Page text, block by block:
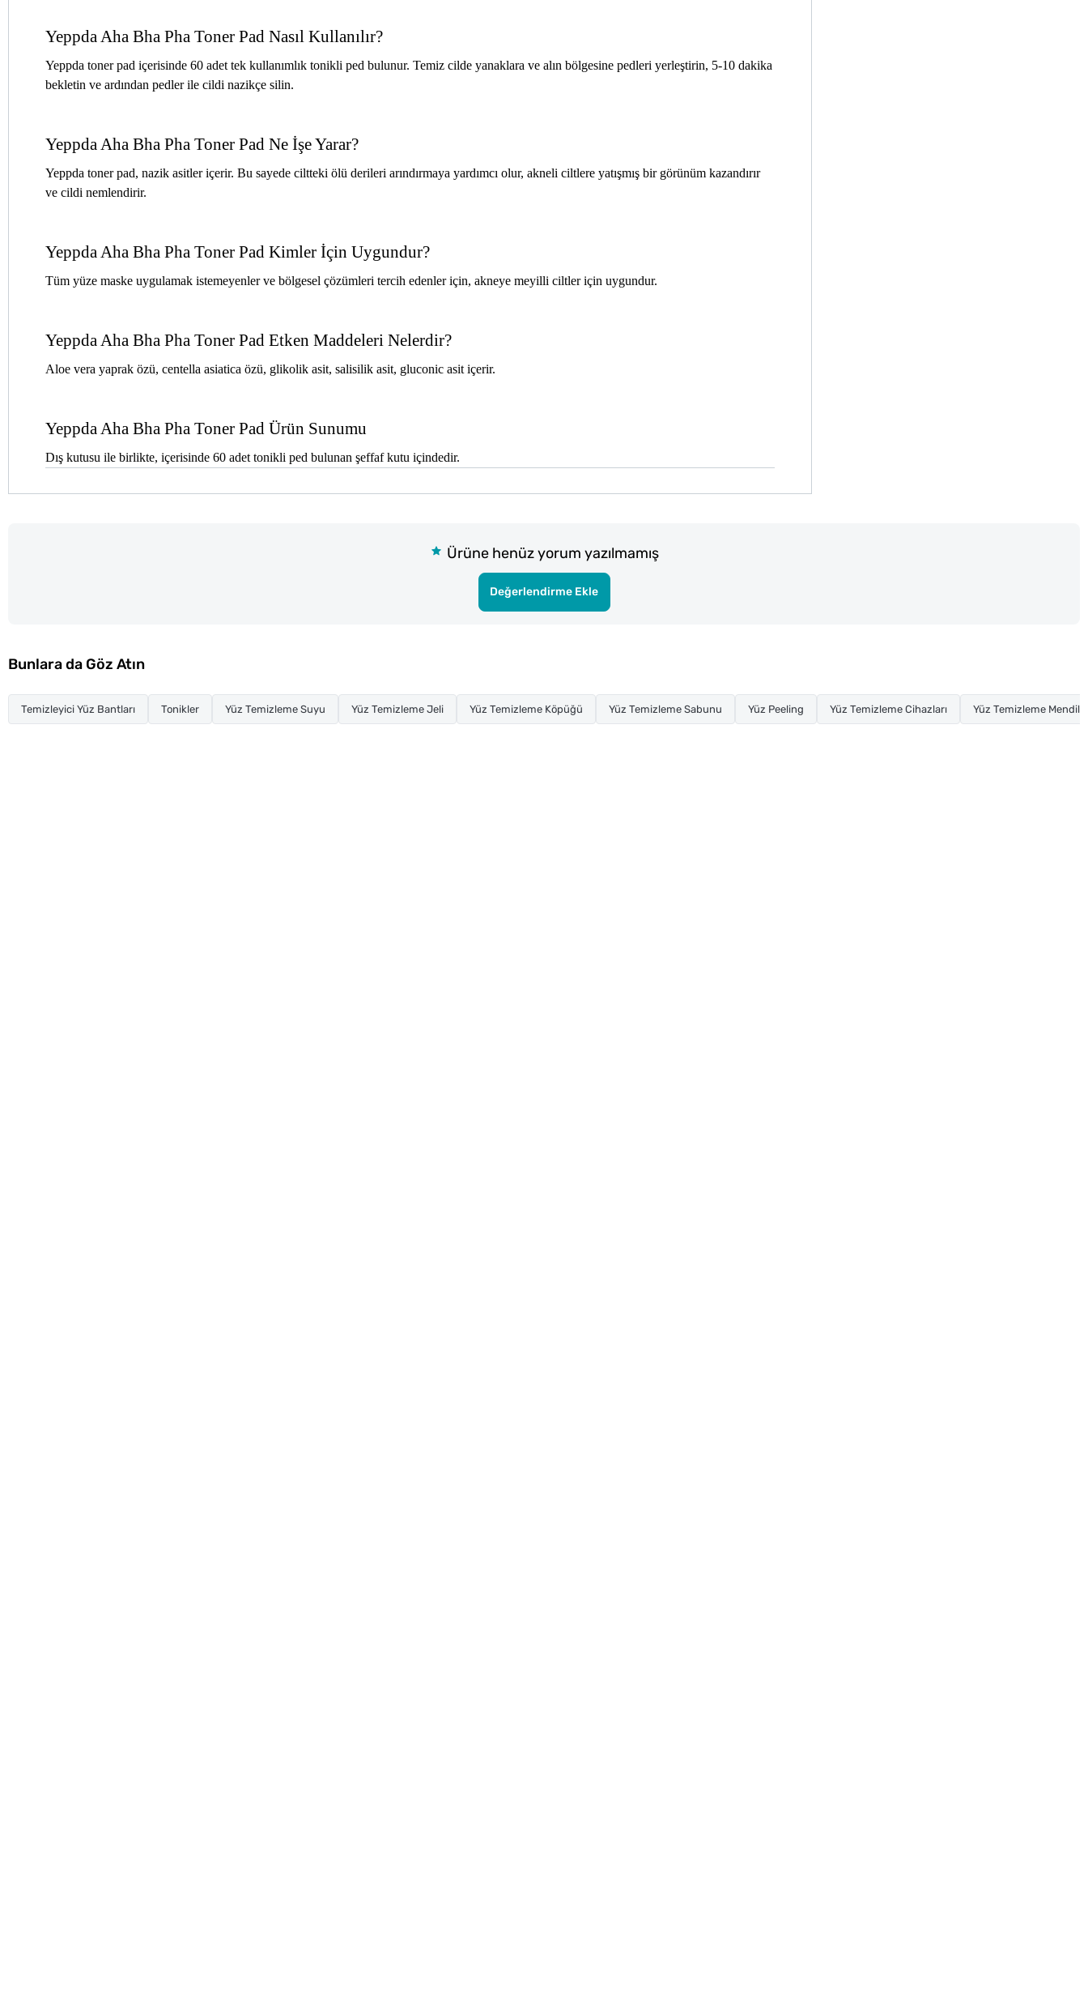
Yeppda Aha Bha Pha Toner Pad Nasıl Kullanılır?
Yeppda toner pad içerisinde 60 adet tek kullanımlık tonikli ped bulunur. Temiz cilde yanaklara ve alın bölgesine pedleri yerleştirin, 5-10 dakika
bekletin ve ardından pedler ile cildi nazikçe silin.
Yeppda Aha Bha Pha Toner Pad Ne İşe Yarar?
Yeppda toner pad, nazik asitler içerir. Bu sayede ciltteki ölü derileri arındırmaya yardımcı olur, akneli ciltlere yatışmış bir görünüm kazandırır
ve cildi nemlendirir.
Yeppda Aha Bha Pha Toner Pad Kimler İçin Uygundur?
Tüm yüze maske uygulamak istemeyenler ve bölgesel çözümleri tercih edenler için, akneye meyilli ciltler için uygundur.
Yeppda Aha Bha Pha Toner Pad Etken Maddeleri Nelerdir?
Aloe vera yaprak özü, centella asiatica özü, glikolik asit, salisilik asit, gluconic asit içerir.
Yeppda Aha Bha Pha Toner Pad Ürün Sunumu
Dış kutusu ile birlikte, içerisinde 60 adet tonikli ped bulunan şeffaf kutu içindedir.
Ürüne henüz yorum yazılmamış
Değerlendirme Ekle
Bunlara da Göz Atın
Temizleyici Yüz Bantları Tonikler Yüz Temizleme Suyu Yüz Temizleme Jeli Yüz Temizleme Köpüğü Yüz Temizleme Sabunu Yüz Peeling Yüz Temizleme Cihazları Yüz Temizleme Mendil